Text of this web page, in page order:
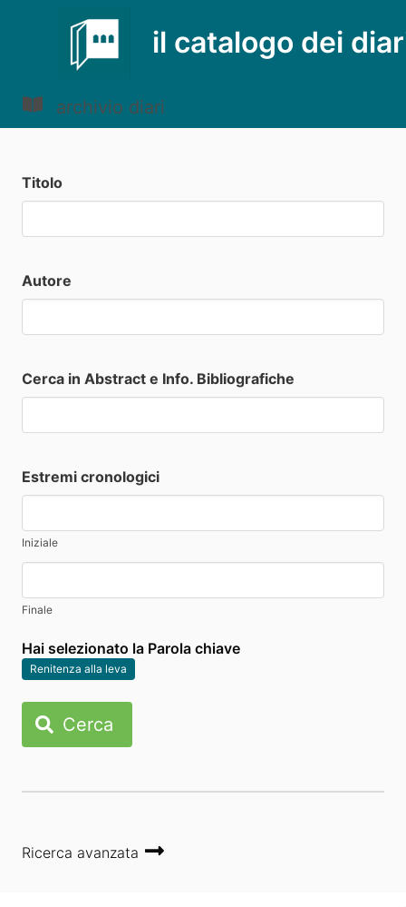
il catalogo dei
archivio diari
Titolo
Autore
Cerca in Abstract e Info. Bibliografiche
Estremi cronologici
Iniziale
Finale
Hai selezionato la Parola chiave
Renitenza alla leva
Cerca
Ricerca avanzata